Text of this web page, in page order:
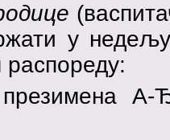
у
презимена